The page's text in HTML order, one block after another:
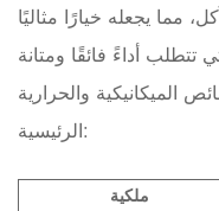
مما يجعله خيارًا مثاليًا
تتطلب أداءً فائقًا ومتانة
الميكانيكية والحرارية
الرئيسية:
ملكية